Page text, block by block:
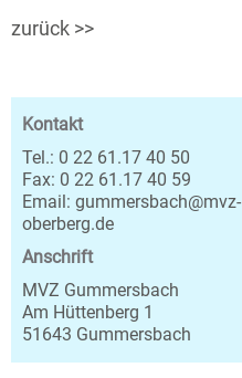
zurück >>
Kontakt
Tel.: 0 22 61.17 40 50
Fax: 0 22 61.17 40 59
Email: gummersbach@mvz-
oberberg.de
Anschrift
MVZ Gummersbach
Am Hüttenberg 1
51643 Gummersbach